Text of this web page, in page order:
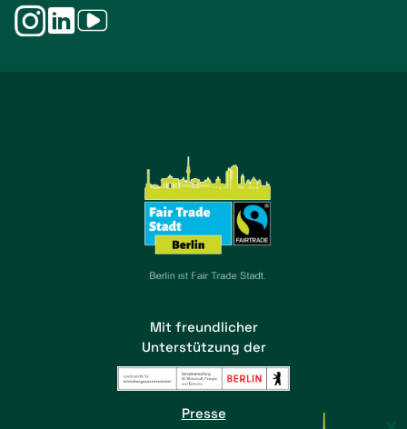
Mit freundlicher
Unterstützung der
Presse